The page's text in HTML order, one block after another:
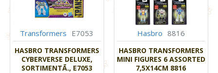
Transformers E7053
HASBRO TRANSFORMERS
CYBERVERSE DELUXE,
SORTIMENTĀ., E7053
Hasbro 8816
HASBRO TRANSFORMERS
MINI FIGURES 6 ASSORTED
7,5X14CM 8816